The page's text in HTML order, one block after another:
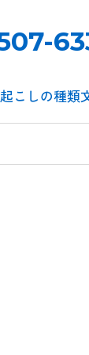
こしの種類